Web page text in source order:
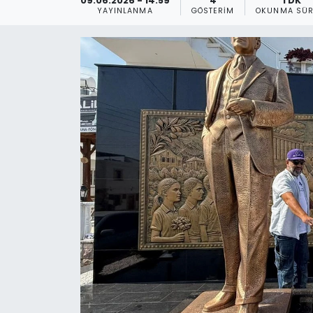
YAYINLANMA GÖSTERIM OKUNMA
KKTC YEREL SEÇİM 2018
Kültür Sanat
Magazin
Nöbetçi Eczaneler
Otomobil Dünyası